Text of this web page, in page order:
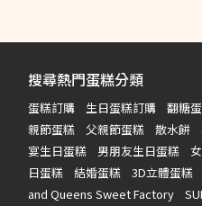
搜尋熱門蛋糕分類
蛋糕訂購 生日蛋糕訂購 翻糖
親節蛋糕
父親節蛋糕 散水餅
宴生日蛋糕
男朋友生日蛋糕
日蛋糕
結婚蛋糕 3D立體蛋糕
and Queens Sweet Factory